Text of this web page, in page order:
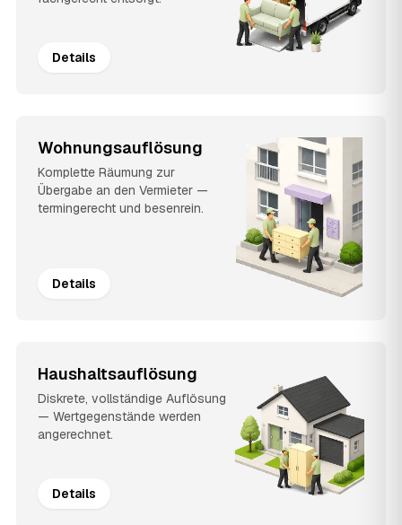
Details
Wohnungsauflösung
Komplette Räumung zur
Übergabe an den Vermieter —
termingerecht und besenrein.
Details
Haushaltsauflösung
Diskrete, vollständige Auflösung
— Wertgegenstände werden
angerechnet.
Details